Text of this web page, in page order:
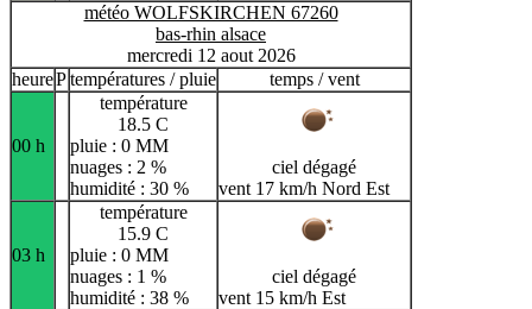
météo WOLFSKIRCHEN 67260
bas-rhin alsace
mercredi 12 aout 2026
heurePtempératures / pluie temps / vent
00 h
température
18.5 C
pluie : 0 MM
nuages : 2 %
humidité : 30 %
ciel dégagé
vent 17 km/h Nord Est
03 h
température
15.9 C
pluie : 0 MM
nuages : 1 %
humidité : 38 %
ciel dégagé
vent 15 km/h Est